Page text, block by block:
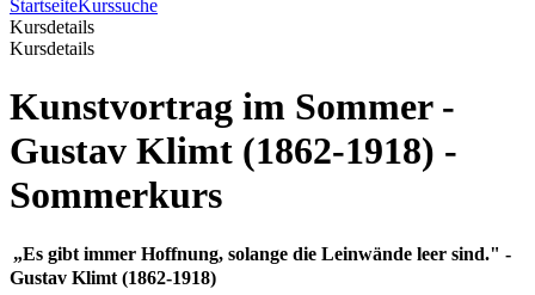
StartseiteKurssuche
Kursdetails
Kursdetails
Kunstvortrag im Sommer -
Gustav Klimt (1862-1918) -
Sommerkurs
„Es gibt immer Hoffnung, solange die Leinwände leer sind." -
Gustav Klimt (1862-1918)